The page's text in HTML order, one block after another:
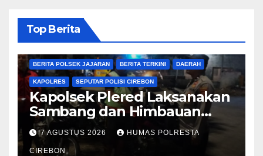
Top Berita
BERITA POLSEK JAJARAN BERITA TERKINI DAERAH
KAPOLRES SEPUTAR POLISI CIREBON
Kapolsek Plered Laksanakan
Sambang dan Himbauan
Kamtibmas
7 AGUSTUS 2026 HUMAS POLRESTA
CIREBON